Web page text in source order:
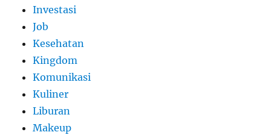
Investasi
Job
Kesehatan
Kingdom
Komunikasi
Kuliner
Liburan
Makeup